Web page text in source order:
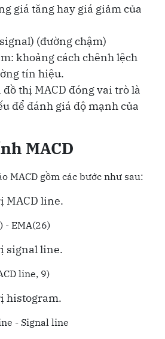
giá tăng hay giá giảm của
(đường chậm)
khoảng cách chênh lệch
tín hiệu.
thị MACD đóng vai trò là
để đánh giá độ mạnh của
MACD
MACD gồm các bước như sau:
MACD line.
- EMA(26)
signal line.
line, 9)
histogram.
- Signal line